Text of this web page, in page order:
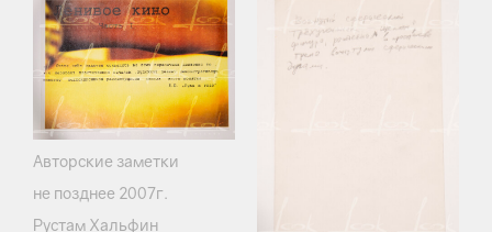
Авторские заметки
не позднее 2007г.
Рустам Хальфин